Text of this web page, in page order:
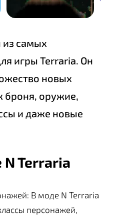
из самых
игры Terraria. Он
новых
броня, оружие,
и даже новые
N Terraria
В моде N Terraria
персонажей,